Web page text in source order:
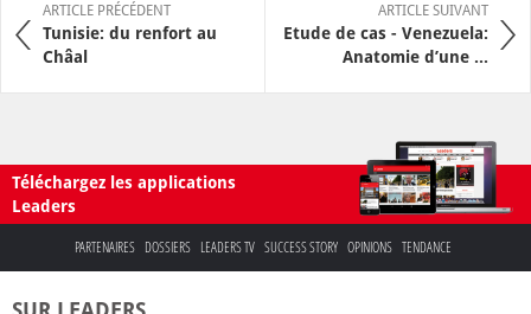
ARTICLE PRÉCÉDENT
Tunisie: du renfort au
Châal
ARTICLE SUIVANT
Etude de cas - Venezuela:
Anatomie d’une ...
Téléchargez les applications
Leaders
PARTENAIRES DOSSIERS LEADERS TV SUCCESS STORY OPINIONS TENDANCE